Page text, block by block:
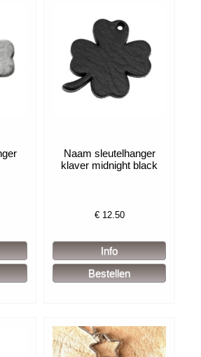
Naam sleutelhanger
klaver midnight black
€ 12.50